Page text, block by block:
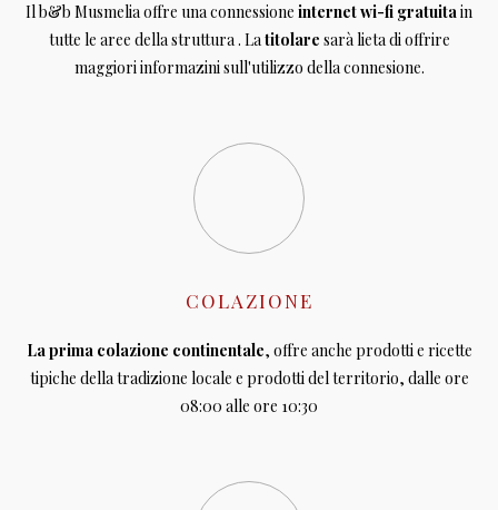
Il b&b Musmelia offre una connessione internet wi-fi gratuitain
tutte le aree della struttura . Latitolare sarà lieta di offrire
maggiori informazini sull'utilizzo della connesione.
COLAZIONE
La prima colazione continentale, offre anche prodotti e ricette
tipiche della tradizione locale e prodotti del territorio, dalle ore
08:00 alle ore 10:30